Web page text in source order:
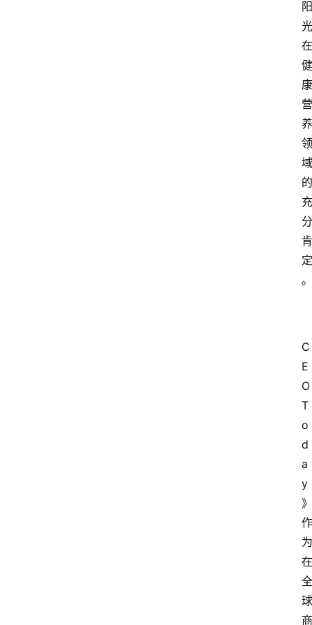
阳
光
在
健
康
营
养
领
域
的
充
分
肯
定
。
C
E
O
T
o
d
a
y
》
作
为
在
全
球
商